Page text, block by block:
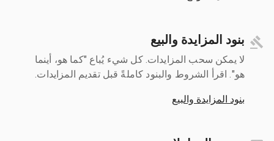
بنود المزايدة والبيع
لا يمكن سحب المزايدات. كل شيء يُباع "كما هو، أينما
هو". اقرأ الشروط والبنود كاملةً قبل تقديم المزايدات.
بنود المزايدة والبيع